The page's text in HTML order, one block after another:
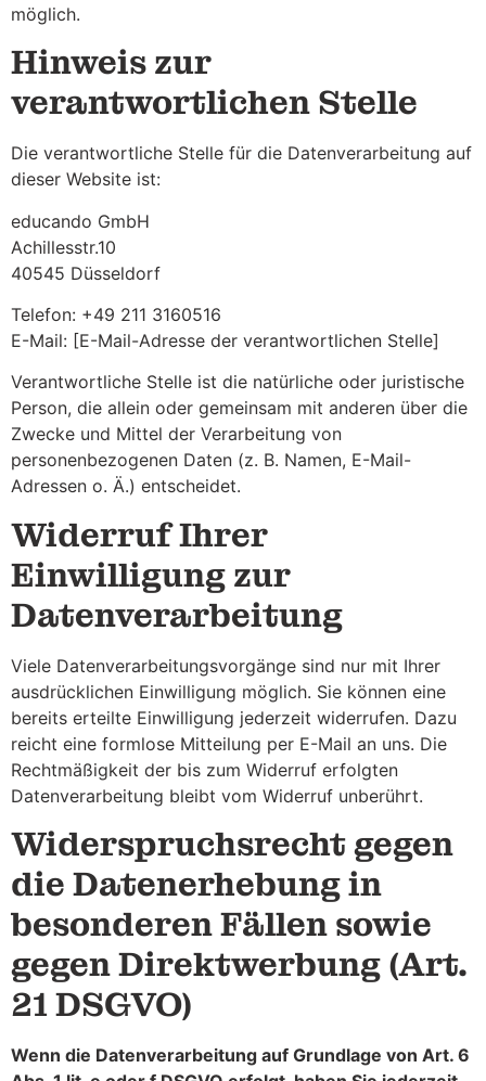
möglich.
Hinweis zur
verantwortlichen Stelle
Die verantwortliche Stelle für die Datenverarbeitung auf
dieser Website ist:
educando GmbH
Achillesstr.10
40545 Düsseldorf
Telefon: +49 211 3160516
E-Mail: [E-Mail-Adresse der verantwortlichen Stelle]
Verantwortliche Stelle ist die natürliche oder juristische
Person, die allein oder gemeinsam mit anderen über die
Zwecke und Mittel der Verarbeitung von
personenbezogenen Daten (z. B. Namen, E-Mail-
Adressen o. Ä.) entscheidet.
Widerruf Ihrer
Einwilligung zur
Datenverarbeitung
Viele Datenverarbeitungsvorgänge sind nur mit Ihrer
ausdrücklichen Einwilligung möglich. Sie können eine
bereits erteilte Einwilligung jederzeit widerrufen. Dazu
reicht eine formlose Mitteilung per E-Mail an uns. Die
Rechtmäßigkeit der bis zum Widerruf erfolgten
Datenverarbeitung bleibt vom Widerruf unberührt.
Widerspruchsrecht gegen
die Datenerhebung in
besonderen Fällen sowie
gegen Direktwerbung (Art.
21 DSGVO)
Wenn die Datenverarbeitung auf Grundlage von Art. 6